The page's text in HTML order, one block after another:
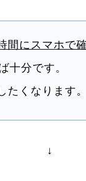
間にスマホで
十分です。
たくなります。
↓